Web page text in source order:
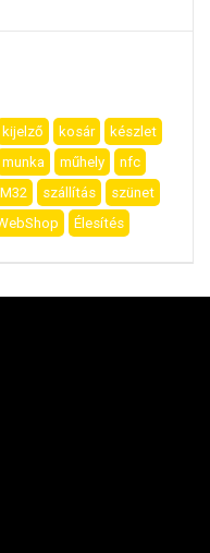
kijelző kosár
készlet
munka műhely
nfc
szállítás
szünet
Élesítés